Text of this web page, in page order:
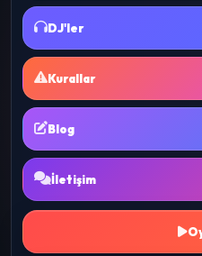
DJ'ler
Kurallar
Blog
İletişim